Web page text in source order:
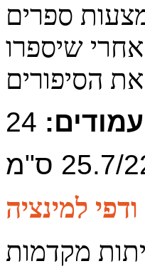
שיספרו
למינציה
מקדמות